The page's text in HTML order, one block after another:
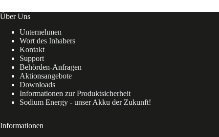
Über Uns
Unternehmen
Wort des Inhabers
Kontakt
Support
Behörden-Anfragen
Aktionsangebote
Downloads
Informationen zur Produktsicherheit
Sodium Energy - unser Akku der Zukunft!
Informationen